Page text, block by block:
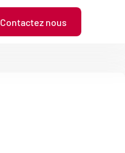
Contactez nous